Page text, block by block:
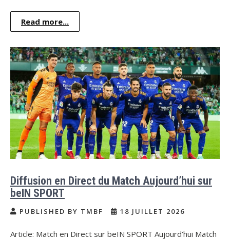
Read more...
Diffusion en Direct du Match Aujourd’hui sur
beIN SPORT
PUBLISHED BY TMBF 18 JUILLET 2026
Article: Match en Direct sur beIN SPORT Aujourd’hui Match